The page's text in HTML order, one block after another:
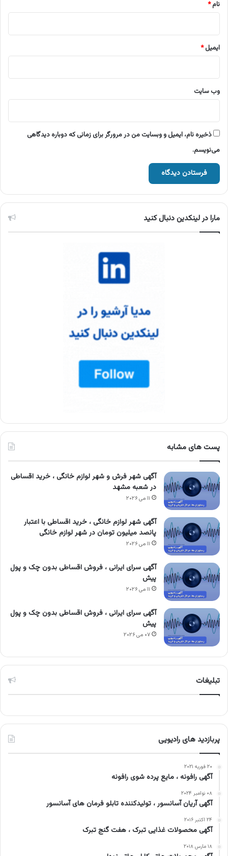
نام*
ایمیل*
وب‌ سایت
ذخیره نام، ایمیل و وبسایت من در مرورگر برای زمانی که دوباره دیدگاهی
می‌نویسم.
مارا در لینکدین دنبال کنید
پست های مشابه
آگهی شهر فرش و شهر لوازم خانگی ، خرید اقساطی
در شعبه مشهد
۱۱ می ۲۰۲۶
آگهی شهر لوازم خانگی ، خرید اقساطی با اعتبار
پانصد میلیون تومان در شهر لوازم خانگی
۱۱ می ۲۰۲۶
آگهی سرای ایرانی ، فروش اقساطی بدون چک و پول
پیش
۱۱ می ۲۰۲۶
آگهی سرای ایرانی ، فروش اقساطی بدون چک و پول
پیش
۰۷ می ۲۰۲۶
تبلیغات
پربازدید های رادیویی
۲۰ فوریه ۲۰۲۱
آگهی رافونه ، مایع پرده شوی رافونه
۰۸ نوامبر ۲۰۲۴
آگهی آریان آسانسور ، تولیدکننده تابلو فرمان های آسانسور
۲۴ اکتبر ۲۰۱۶
آگهی محصولات غذایی تبرک ، هفت گنج تبرک
۱۸ مارس ۲۰۱۸